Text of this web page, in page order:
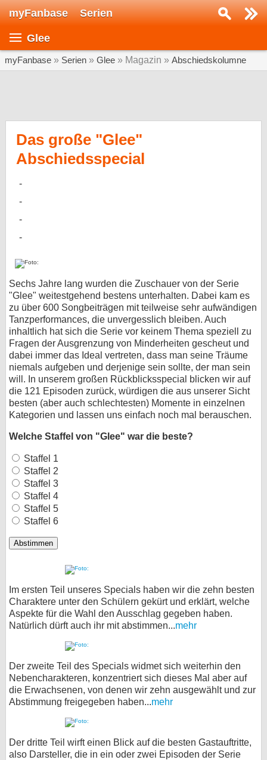
myFanbase Serien
Glee
myFanbase » Serien » Glee » Magazin » Abschiedskolumne
Das große "Glee"
Abschiedsspecial
Sechs Jahre lang wurden die Zuschauer von der Serie
"Glee" weitestgehend bestens unterhalten. Dabei kam es
zu über 600 Songbeiträgen mit teilweise sehr aufwändigen
Tanzperformances, die unvergesslich bleiben. Auch
inhaltlich hat sich die Serie vor keinem Thema speziell zu
Fragen der Ausgrenzung von Minderheiten gescheut und
dabei immer das Ideal vertreten, dass man seine Träume
niemals aufgeben und derjenige sein sollte, der man sein
will. In unserem großen Rückblicksspecial blicken wir auf
die 121 Episoden zurück, würdigen die aus unserer Sicht
besten (aber auch schlechtesten) Momente in einzelnen
Kategorien und lassen uns einfach noch mal berauschen.
Welche Staffel von "Glee" war die beste?
Staffel 1
Staffel 2
Staffel 3
Staffel 4
Staffel 5
Staffel 6
Im ersten Teil unseres Specials haben wir die zehn besten
Charaktere unter den Schülern gekürt und erklärt, welche
Aspekte für die Wahl den Ausschlag gegeben haben.
Natürlich dürft auch ihr mit abstimmen...mehr
Der zweite Teil des Specials widmet sich weiterhin den
Nebencharakteren, konzentriert sich dieses Mal aber auf
die Erwachsenen, von denen wir zehn ausgewählt und zur
Abstimmung freigegeben haben...mehr
Der dritte Teil wirft einen Blick auf die besten Gastauftritte,
also Darsteller, die in ein oder zwei Episoden der Serie
Serie suchen...
SERIEN
Veranstaltungen
bei X
bei Facebook
Kontakt
Nutzungsbedingungen
Datenschutz